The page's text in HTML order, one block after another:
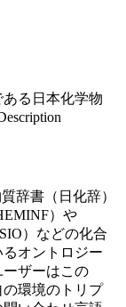
る日本化学物
辞書（日化辞）
）や
SIO）などの化合
オントロジー
ーザーはこの
環境のトリプ